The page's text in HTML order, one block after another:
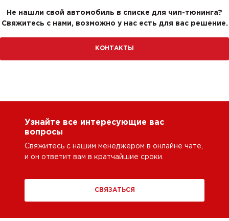
Не нашли свой автомобиль в списке для чип-тюнинга?
Свяжитесь с нами, возможно у нас есть для вас решение.
КОНТАКТЫ
Узнайте все интересующие вас
вопросы
Свяжитесь с нашим менеджером в онлайне чате,
и он ответит вам в кратчайшие сроки.
СВЯЗАТЬСЯ